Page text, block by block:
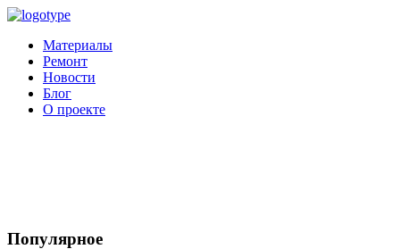
Материалы
Ремонт
Новости
Блог
О проекте
Популярное